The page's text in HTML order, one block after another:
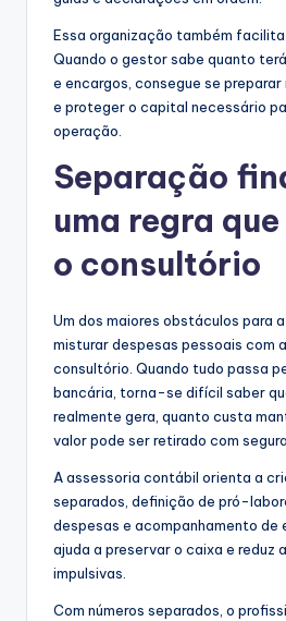
Essa organização também
Quando o gestor sabe quanto
e encargos, consegue se
e proteger o capital necessário
operação.
Separação
uma regra
o consultório
Um dos maiores obstáculos para
misturar despesas pessoais com
consultório. Quando tudo passa
bancária, torna-se difícil saber
realmente gera, quanto custa
valor pode ser retirado com
A assessoria contábil orienta a
separados, definição de pró-
despesas e acompanhamento de
ajuda a preservar o caixa e reduz
impulsivas.
Com números separados, o